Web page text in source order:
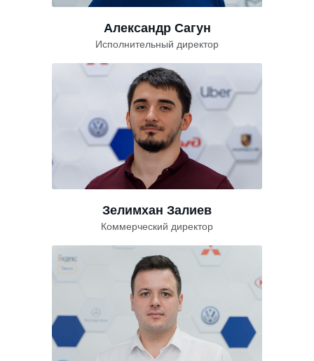
Александр Сагун
Зелимхан Залиев
Исполнительный директор
Коммерческий директор